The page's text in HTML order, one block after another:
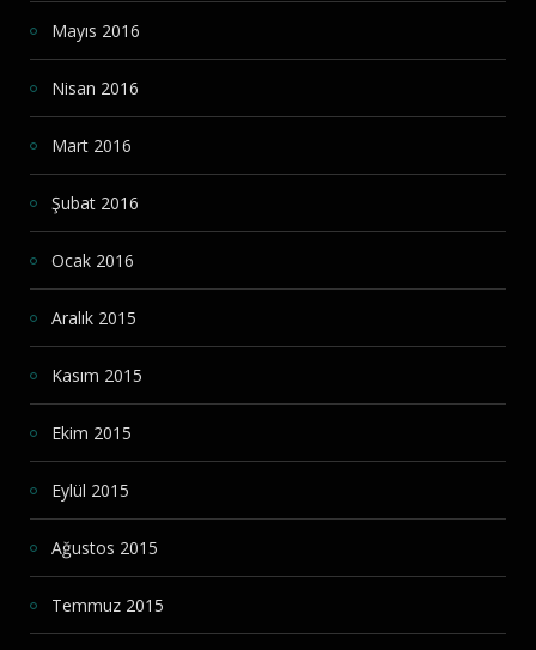
Mayıs 2016
Nisan 2016
Mart 2016
Şubat 2016
Ocak 2016
Aralık 2015
Kasım 2015
Ekim 2015
Eylül 2015
Ağustos 2015
Temmuz 2015